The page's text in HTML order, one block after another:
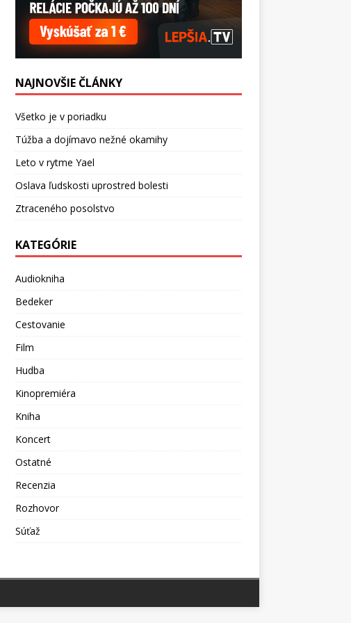
NAJNOVŠIE ČLÁNKY
Všetko je v poriadku
Túžba a dojímavo nežné okamihy
Leto v rytme Yael
Oslava ľudskosti uprostred bolesti
Ztraceného posolstvo
KATEGÓRIE
Audiokniha
Bedeker
Cestovanie
Film
Hudba
Kinopremiéra
Kniha
Koncert
Ostatné
Recenzia
Rozhovor
Súťaž